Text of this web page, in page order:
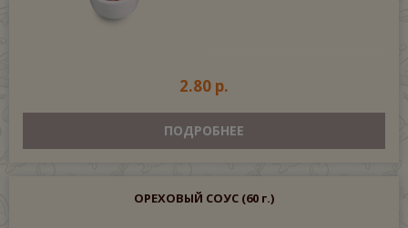
2.80 р.
ПОДРОБНЕЕ
ОРЕХОВЫЙ СОУС (60 г.)